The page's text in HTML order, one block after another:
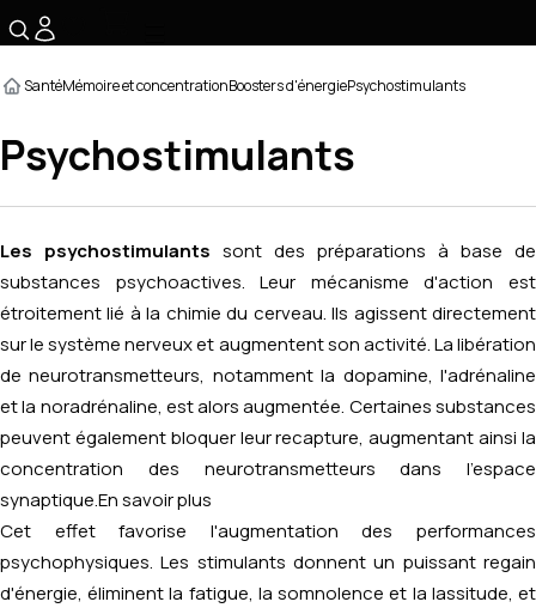
SantéMémoire et concentrationBoosters d'énergiePsychostimulants
Psychostimulants
Les psychostimulants sont des préparations à base de
substances psychoactives. Leur mécanisme d'action est
étroitement lié à la chimie du cerveau. Ils agissent directement
sur le système nerveux et augmentent son activité. La libération
de neurotransmetteurs, notamment la dopamine, l'adrénaline
et la noradrénaline, est alors augmentée. Certaines substances
peuvent également bloquer leur recapture, augmentant ainsi la
concentration des neurotransmetteurs dans l'espace
synaptique. En savoir plus
Cet effet favorise l'augmentation des performances
psychophysiques. Les stimulants donnent un puissant regain
d'énergie, éliminent la fatigue, la somnolence et la lassitude, et